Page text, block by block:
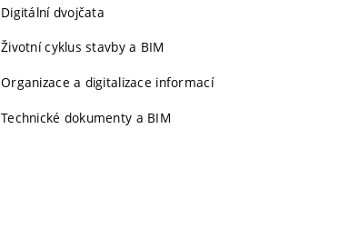
Digitální dvojčata
Životní cyklus stavby a BIM
Organizace a digitalizace informací
Technické dokumenty a BIM